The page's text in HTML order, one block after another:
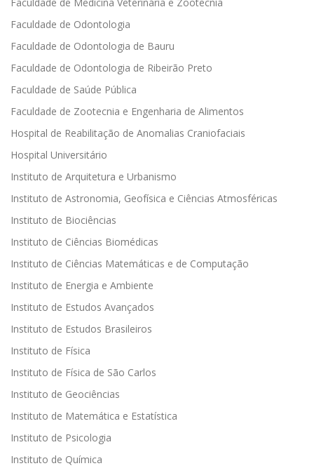
Faculdade de Odontologia
Faculdade de Odontologia de Bauru
Faculdade de Odontologia de Ribeirão Preto
Faculdade de Saúde Pública
Faculdade de Zootecnia e Engenharia de Alimentos
Hospital de Reabilitação de Anomalias Craniofaciais
Hospital Universitário
Instituto de Arquitetura e Urbanismo
Instituto de Astronomia, Geofísica e Ciências Atmosféricas
Instituto de Biociências
Instituto de Ciências Biomédicas
Instituto de Ciências Matemáticas e de Computação
Instituto de Energia e Ambiente
Instituto de Estudos Avançados
Instituto de Estudos Brasileiros
Instituto de Física
Instituto de Física de São Carlos
Instituto de Geociências
Instituto de Matemática e Estatística
Instituto de Psicologia
Instituto de Química